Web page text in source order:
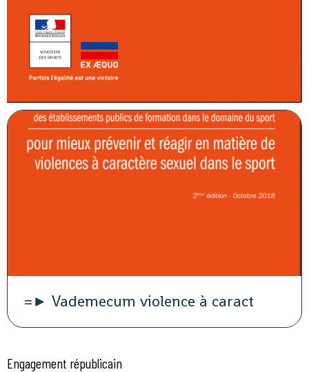
=► Vademecum violence à caract
Engagement républicain